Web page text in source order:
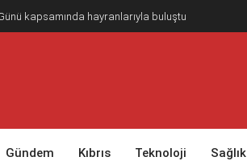
kapsamında hayranlarıyla buluştu
Gündem Kıbrıs Teknoloji Sağlık